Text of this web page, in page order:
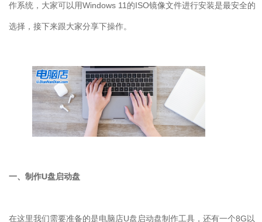
作系统，大家可以用Windows 11 的ISO镜像文件进行安装是最安全的
选择，接下来跟大家分享下操作。
一、制作U盘启动盘
在这里我们需要准备的是电脑店U盘启动盘制作工具，还有一个8G以